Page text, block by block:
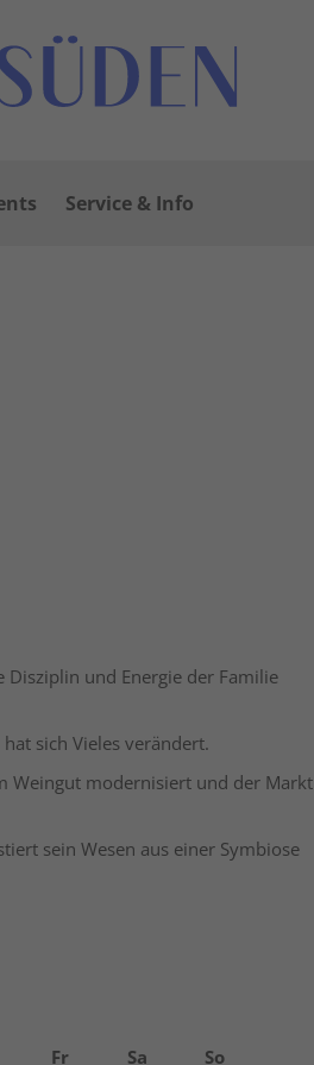
Service & Info
Disziplin und Energie der Familie
sich Vieles verändert.
Weingut modernisiert und der Markt
sein Wesen aus einer Symbiose
Fr Sa
So